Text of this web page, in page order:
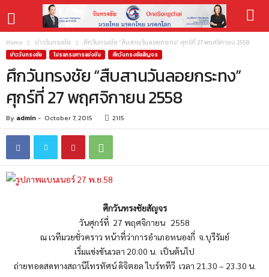
Home ข่าววันทรงชัย ศึกวันทรงชัย “สืบสานวันลอยกระทง” ศุกร์ที่ 27 พฤศจิกายน 2558
ข่าววันทรงชัย โปรแกรมการแข่งขัน ศึกวันทรงชัยสัญจร
ศึกวันทรงชัย “สืบสานวันลอยกระทง”
ศุกร์ที่ 27 พฤศจิกายน 2558
By admin- October 7, 2015 2115
ศึกวันทรงชัยสัญจร
วันศุกร์ที่ 27 พฤศจิกายน 2558
ณ เวทีมวยชั่วคราว หน้าที่ว่าการอำเภอหนองกี่ จ.บุรีรัมย์
เริ่มแข่งขันเวลา 20.00 น. เป็นต้นไป
ถ่ายทอดสดทางสถานีโทรทัศน์ ดิจิตอล ไบร์ททีวี เวลา 21.30 – 23.30 น.